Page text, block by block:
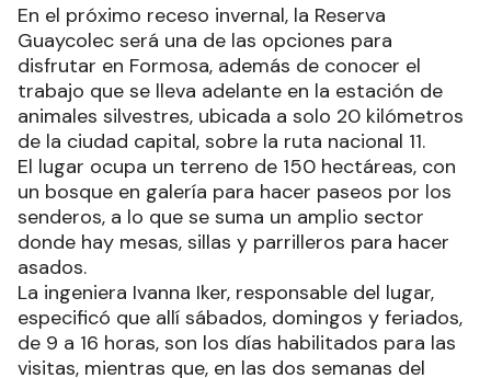
En el próximo receso invernal, la Reserva
Guaycolec será una de las opciones para
disfrutar en Formosa, además de conocer el
trabajo que se lleva adelante en la estación de
animales silvestres, ubicada a solo 20 kilómetros
de la ciudad capital, sobre la ruta nacional 11.
El lugar ocupa un terreno de 150 hectáreas, con
un bosque en galería para hacer paseos por los
senderos, a lo que se suma un amplio sector
donde hay mesas, sillas y parrilleros para hacer
asados.
La ingeniera Ivanna Iker, responsable del lugar,
especificó que allí sábados, domingos y feriados,
de 9 a 16 horas, son los días habilitados para las
visitas, mientras que, en las dos semanas del